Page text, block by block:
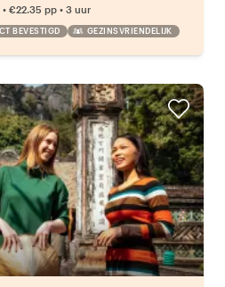
• €22.35 pp • 3 uur
BEVESTIGD GEZINSVRIENDELIJK